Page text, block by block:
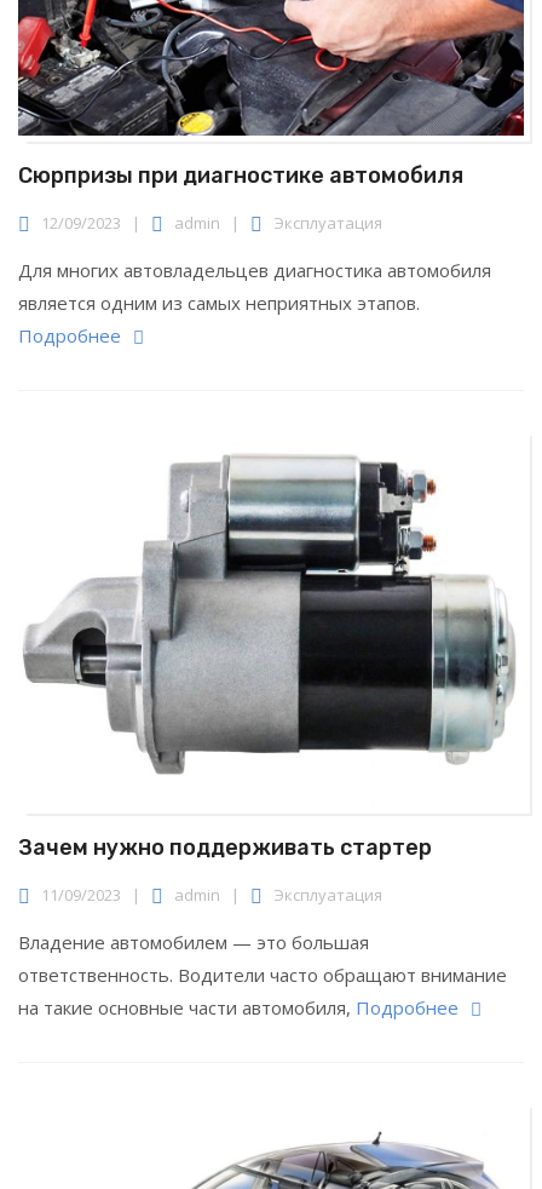
Сюрпризы при диагностике автомобиля
12/09/2023 | admin | Эксплуатация
Для многих автовладельцев диагностика автомобиля
является одним из самых неприятных этапов.
Подробнее
Зачем нужно поддерживать стартер
11/09/2023 | admin | Эксплуатация
Владение автомобилем — это большая
ответственность. Водители часто обращают внимание
на такие основные части автомобиля, Подробнее